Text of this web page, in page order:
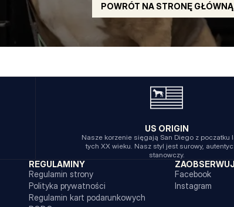
POWRÓT NA STRONĘ GŁÓWNĄ
US ORIGIN
Nasze korzenie sięgają San Diego z poczatku
tych XX wieku. Nasz styl jest surowy,
stanowczy.
REGULAMINY
Regulamin strony
Polityka prywatności
Regulamin kart podarunkowych
Facebook
Instagram